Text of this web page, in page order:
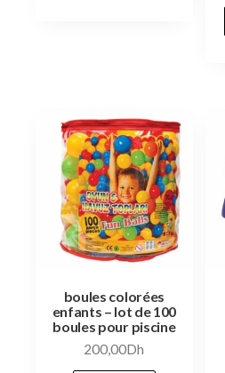
boules colorées
enfants – lot de 100
boules pour piscine
200,00Dh